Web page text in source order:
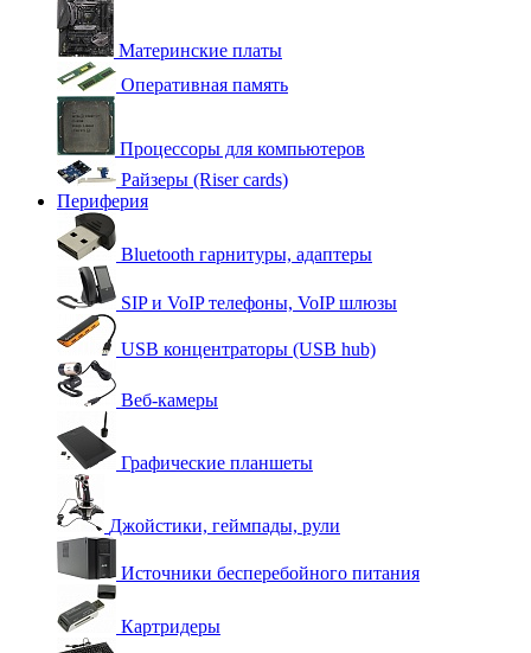
Материнские платы
Оперативная память
Процессоры для компьютеров
Райзеры (Riser cards)
Периферия
Bluetooth гарнитуры, адаптеры
SIP и VoIP телефоны, VoIP шлюзы
USB концентраторы (USB hub)
Веб-камеры
Графические планшеты
Джойстики, геймпады, рули
Источники бесперебойного питания
Картридеры